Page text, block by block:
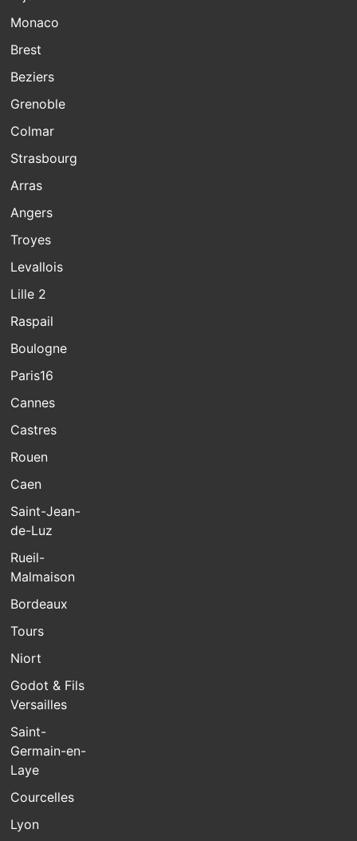
Monaco
Brest
Beziers
Grenoble
Colmar
Strasbourg
Arras
Angers
Troyes
Levallois
Lille 2
Raspail
Boulogne
Paris16
Cannes
Castres
Rouen
Caen
Saint-Jean-
de-Luz
Rueil-
Malmaison
Bordeaux
Tours
Niort
Godot & Fils
Versailles
Saint-
Germain-en-
Laye
Courcelles
Lyon